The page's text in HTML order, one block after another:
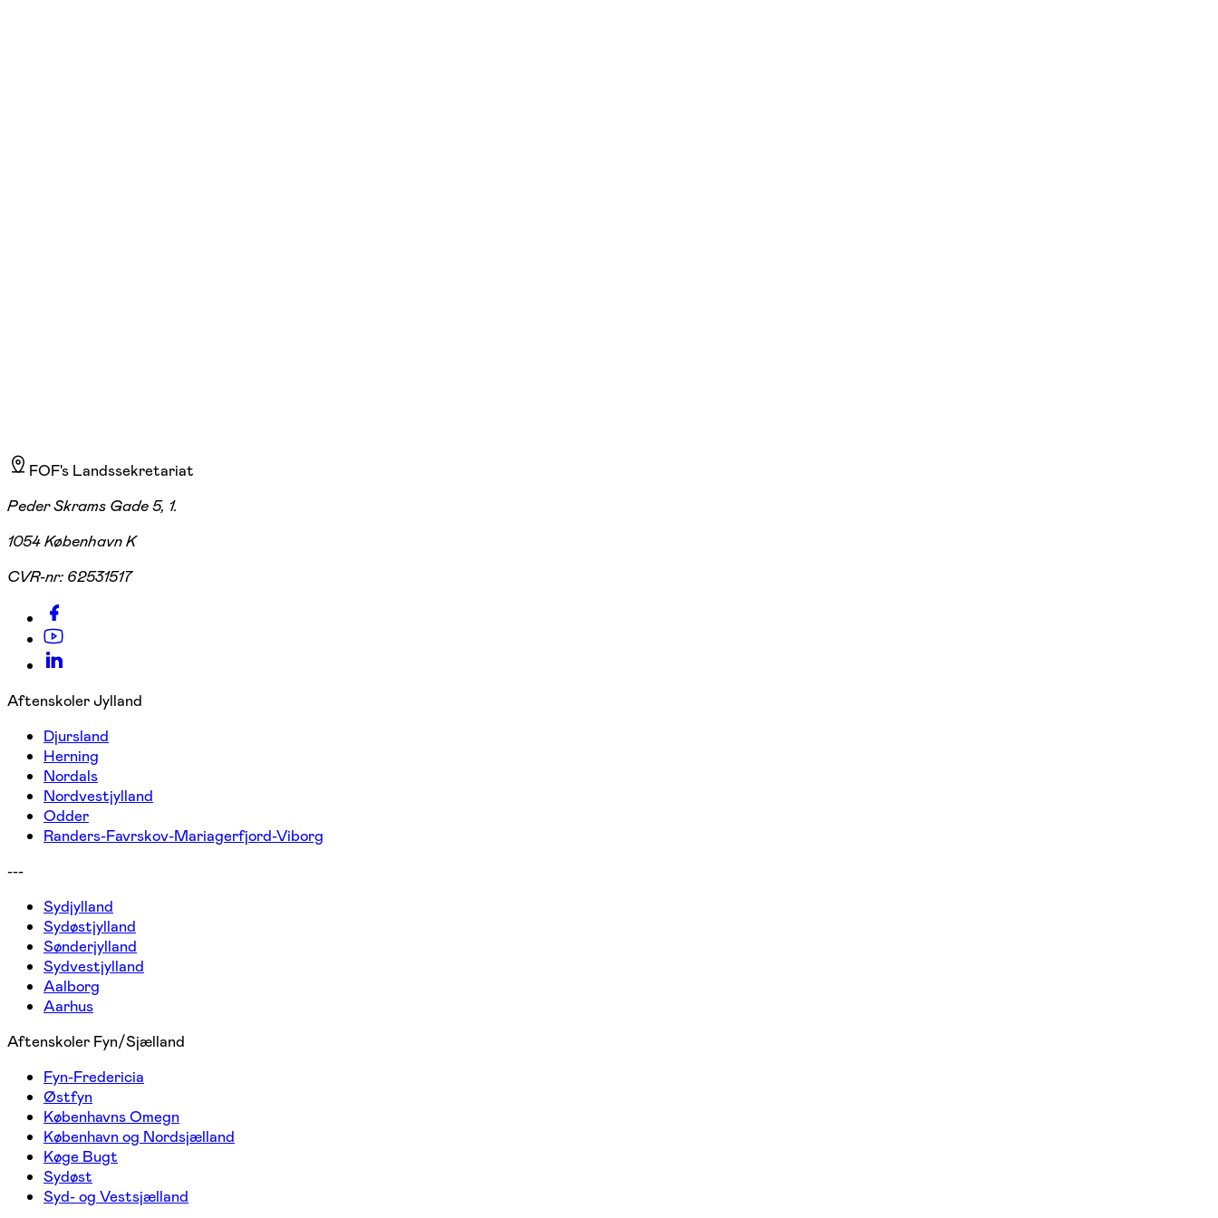
FOF's Landssekretariat
Peder Skrams Gade 5, 1.
1054 København K
CVR-nr: 62531517
Aftenskoler Jylland
Djursland
Herning
Nordals
Nordvestjylland
Odder
Randers-Favrskov-Mariagerfjord-Viborg
---
Sydjylland
Sydøstjylland
Sønderjylland
Sydvestjylland
Aalborg
Aarhus
Aftenskoler Fyn/Sjælland
Fyn-Fredericia
Østfyn
Københavns Omegn
København og Nordsjælland
Køge Bugt
Sydøst
Syd- og Vestsjælland